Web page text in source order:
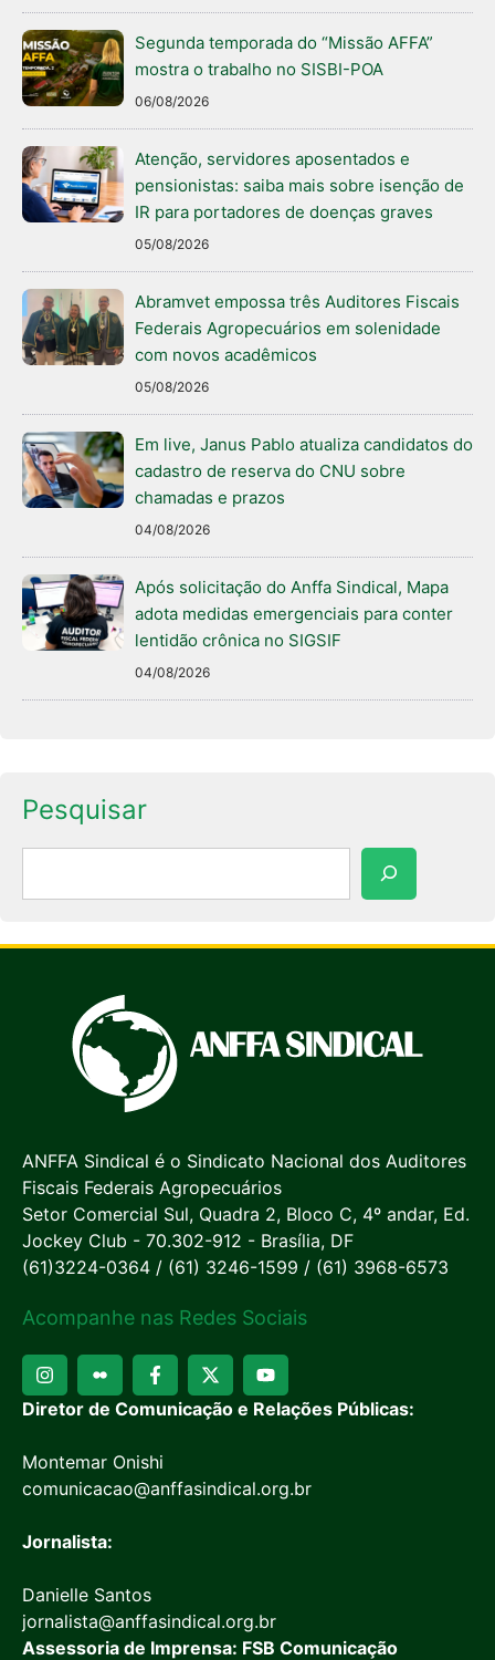
Segunda temporada do “Missão AFFA”
mostra o trabalho no SISBI-POA
06/08/2026
Atenção, servidores aposentados e
pensionistas: saiba mais sobre isenção de
IR para portadores de doenças graves
05/08/2026
Abramvet empossa três Auditores Fiscais
Federais Agropecuários em solenidade
com novos acadêmicos
05/08/2026
Em live, Janus Pablo atualiza candidatos do
cadastro de reserva do CNU sobre
chamadas e prazos
04/08/2026
Após solicitação do Anffa Sindical, Mapa
adota medidas emergenciais para conter
lentidão crônica no SIGSIF
04/08/2026
Pesquisar
ANFFA Sindical é o Sindicato Nacional dos Auditores
Fiscais Federais Agropecuários
Setor Comercial Sul, Quadra 2, Bloco C, 4º andar, Ed.
Jockey Club - 70.302-912 - Brasília, DF
(61)3224-0364 / (61) 3246-1599 / (61) 3968-6573
Acompanhe nas Redes Sociais
Diretor de Comunicação e Relações Públicas:
Montemar Onishi
comunicacao@anffasindical.org.br
Jornalista:
Danielle Santos
jornalista@anffasindical.org.br
Assessoria de Imprensa: FSB Comunicação